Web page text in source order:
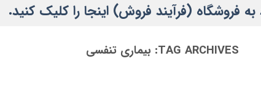
فروشگاه (فرآیند فروش) اینجا را کلیک کنید.
TAG ARCHIVES: بیماری تنفسی